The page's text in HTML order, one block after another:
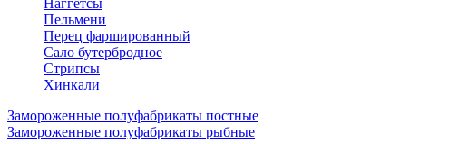
Наггетсы
Пельмени
Перец фаршированный
Сало бутербродное
Стрипсы
Хинкали
Замороженные полуфабрикаты постные
Замороженные полуфабрикаты рыбные